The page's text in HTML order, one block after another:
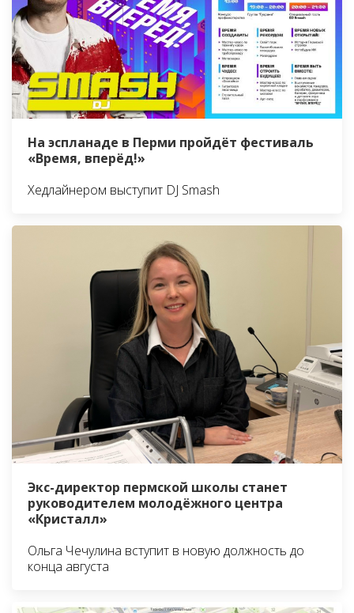
На эспланаде в Перми пройдёт фестиваль
«Время, вперёд!»
Хедлайнером выступит DJ Smash
Экс-директор пермской школы станет
руководителем молодёжного центра
«Кристалл»
Ольга Чечулина вступит в новую должность до
конца августа